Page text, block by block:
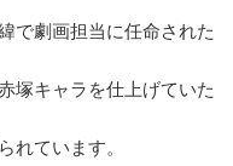
で劇画担当に任命された
塚キャラを仕上げていた
れています。